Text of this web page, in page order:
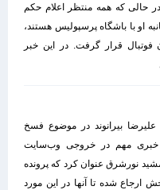
حالی که همه منتظر اعلام حکم
او با باشگاه پرسپولیس هستند،
قرار گرفت. در این خبر
بیرانوند در موضوع فسخ
خبری مهم در خروجی وب‌سایت
نورشرق عنوان کرد که پرونده
شده تا آنها در این مورد